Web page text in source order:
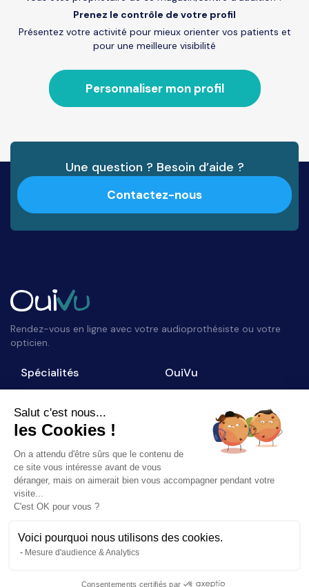
Prenez le contrôle de votre profil
Présentez votre activité pour mieux orienter vos patients et
pour une meilleure visibilité
Personnaliser mon profil
Une question ? Besoin d’aide ?
Contactez-nous
Rendez-vous en ligne avec votre audioprothésiste ou votre
opticien.
Spécialités
Opticiens
Audioprothésistes
OuiVu
Qui sommes-nous ?
Nous contacter
Accès professionnel
Suivez-nous
©2026OuiVu. Tous droits réservés
Salut c'est nous...
les Cookies !
On a attendu d'être sûrs que le contenu de
ce site vous intéresse avant de vous
déranger, mais on aimerait bien vous accompagner pendant votre
visite...
C'est OK pour vous ?
Voici pourquoi nous utilisons des cookies.
Mesure d'audience & Analytics
Consentements certifiés par